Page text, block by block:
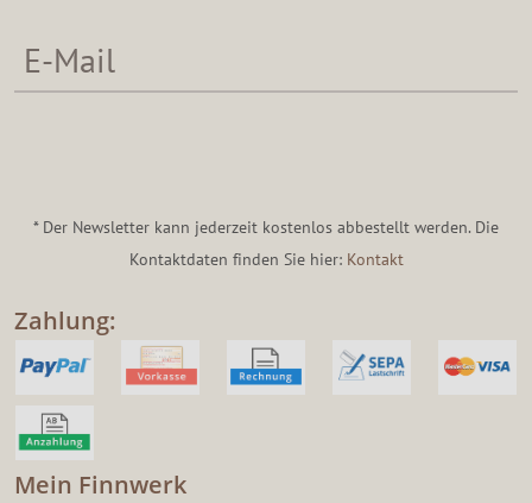
* Der Newsletter kann jederzeit kostenlos abbestellt werden. Die
Kontaktdaten finden Sie hier: Kontakt
Zahlung:
Mein Finnwerk